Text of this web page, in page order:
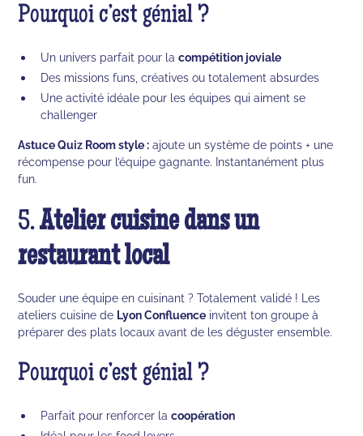
Pourquoi c’est génial ?
Un univers parfait pour lacompétition joviale
Des missions funs, créatives ou totalement absurdes
Une activité idéale pour les équipes qui aiment se
challenger
Astuce Quiz Room style : ajoute un système de points + une
récompense pour l’équipe gagnante. Instantanément plus
fun.
5.Atelier cuisine dans un
restaurant local
Souder une équipe en cuisinant ? Totalement validé ! Les
ateliers cuisine de Lyon Confluence invitent ton groupe à
préparer des plats locaux avant de les déguster ensemble.
Pourquoi c’est génial ?
Parfait pour renforcer lacoopération